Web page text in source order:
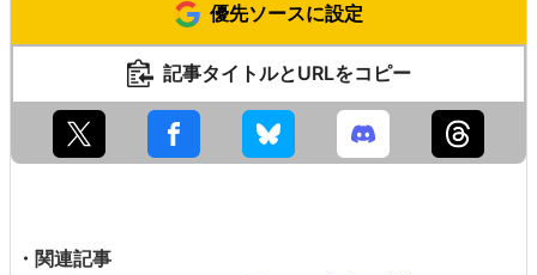
優先ソースに設定
記事タイトルとURLをコピー
・関連記事